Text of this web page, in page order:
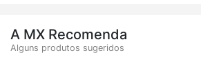
A MX Recomenda
Alguns produtos sugeridos